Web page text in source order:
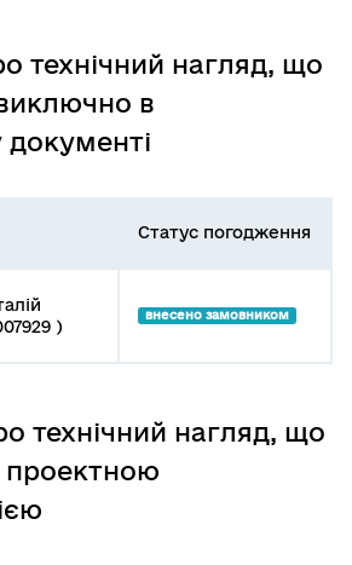
технічний нагляд, що
в
документі
Статус погодження
)
внесено замовником
технічний нагляд, що
проектною